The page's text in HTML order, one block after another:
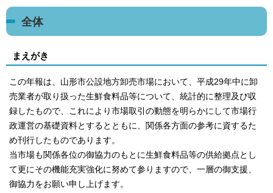
全体
まえがき
この年報は、山形市公設地方卸売市場において、平成29年中に卸
売業者が取り扱った生鮮食料品等について、統計的に整理及び収
録したもので、これにより市場取引の動態を明らかにして市場行
政運営の基礎資料とするとともに、関係各方面の参考に資するた
め刊行したものであります。
当市場も関係各位の御協力のもとに生鮮食料品等の供給拠点とし
て更にその機能充実強化に努めて参りますので、一層の御支援、
御協力をお願い申し上げます。